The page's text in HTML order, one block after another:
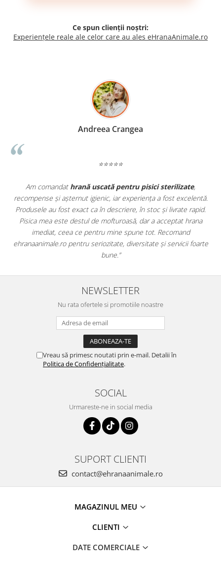
Ce spun clienții noștri:
Experiențele reale ale celor care au ales eHranaAnimale.ro
Madalina Stancea
⭐⭐⭐⭐⭐
Apreciez foarte mult faptul că peehranaanimale.rogăsesc nu
doar hrană, ci și produse dinfarmacia veterinară:
antiparazitare, suplimente și soluții de îngrijire. Este foarte
comod să pot comanda tot ce am nevoie pentru animalul meu
dintr-un singur loc. Livrarea a fost rapidă, iar produsele au fost
originale și în termen. Magazin serios, bine organizat și foarte util
pentru orice stăpân de animale.
NEWSLETTER
Nu rata ofertele si promotiile noastre
Vreau să primesc noutati prin e-mail. Detalii în
Politica de Confidențialitate.
SOCIAL
Urmareste-ne in social media
SUPORT CLIENTI
contact@ehranaanimale.ro
MAGAZINUL MEU
CLIENTI
DATE COMERCIALE